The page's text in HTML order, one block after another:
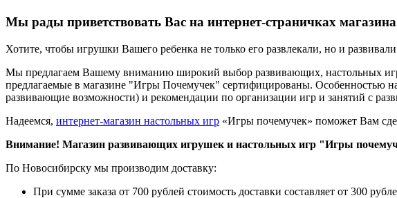
Мы рады приветствовать Вас на интернет-страничках
Хотите, чтобы игрушки Вашего ребенка не только его развлекали, но и
Мы предлагаем Вашему вниманию широкий выбор развивающих, настольных
предлагаемые в магазине "Игры Почемучек" сертифицированы. Особенностью
развивающие возможности) и рекомендации по организации игр и занятий с
Надеемся, интернет-магазин настольных игр «Игры почемучек» поможет Вам
Внимание! Магазин развивающих игрушек и настольных игр "Игры
По Новосибирску мы производим доставку:
При сумме заказа от 700 рублей стоимость доставки составляет от 300